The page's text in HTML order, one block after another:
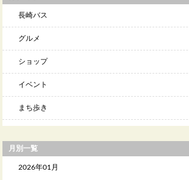
長崎バス
グルメ
ショップ
イベント
まち歩き
月別一覧
2026年01月